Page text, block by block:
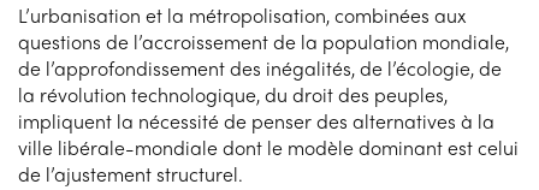
L’urbanisation et la métropolisation, combinées aux
questions de l’accroissement de la population mondiale,
de l’approfondissement des inégalités, de l’écologie, de
la révolution technologique, du droit des peuples,
impliquent la nécessité de penser des alternatives à la
ville libérale-mondiale dont le modèle dominant est celui
de l’ajustement structurel.